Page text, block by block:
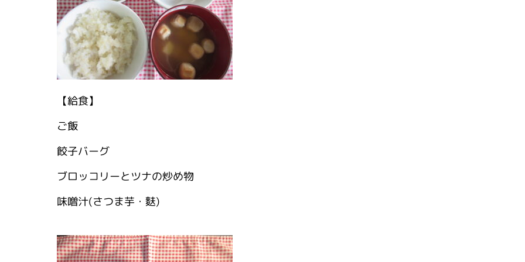
【給食】
ご飯
餃子バーグ
ブロッコリーとツナの炒め物
味噌汁(さつま芋・麩)